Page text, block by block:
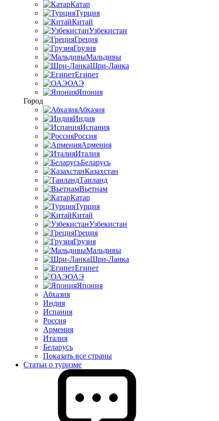
Катар
Турция
Китай
Узбекистан
Греция
Грузия
Мальдивы
Шри-Ланка
Египет
ОАЭ
Япония
Город
Абхазия
Индия
Испания
Россия
Армения
Италия
Беларусь
Казахстан
Таиланд
Вьетнам
Катар
Турция
Китай
Узбекистан
Греция
Грузия
Мальдивы
Шри-Ланка
Египет
ОАЭ
Япония
Абхазия
Индия
Испания
Россия
Армения
Италия
Беларусь
Показать все страны
Статьи о туризме